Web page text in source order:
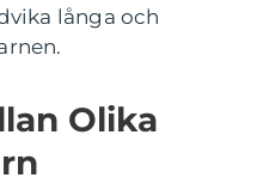
långa och
Olika